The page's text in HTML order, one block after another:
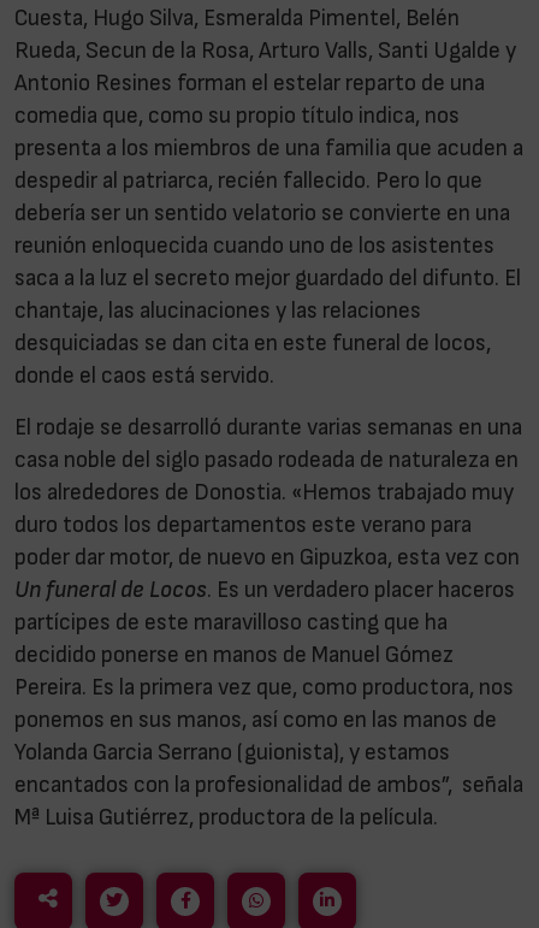
Cuesta, Hugo Silva, Esmeralda Pimentel, Belén
Rueda, Secun de la Rosa, Arturo Valls, Santi Ugalde y
Antonio Resines forman el estelar reparto de una
comedia que, como su propio título indica, nos
presenta a los miembros de una familia que acuden a
despedir al patriarca, recién fallecido. Pero lo que
debería ser un sentido velatorio se convierte en una
reunión enloquecida cuando uno de los asistentes
saca a la luz el secreto mejor guardado del difunto. El
chantaje, las alucinaciones y las relaciones
desquiciadas se dan cita en este funeral de locos,
donde el caos está servido.
El rodaje se desarrolló durante varias semanas en una
casa noble del siglo pasado rodeada de naturaleza en
los alrededores de Donostia. «Hemos trabajado muy
duro todos los departamentos este verano para
poder dar motor, de nuevo en Gipuzkoa, esta vez con
Un funeral de Locos. Es un verdadero placer haceros
partícipes de este maravilloso casting que ha
decidido ponerse en manos de Manuel Gómez
Pereira. Es la primera vez que, como productora, nos
ponemos en sus manos, así como en las manos de
Yolanda Garcia Serrano (guionista), y estamos
encantados con la profesionalidad de ambos”, señala
Mª Luisa Gutiérrez, productora de la película.